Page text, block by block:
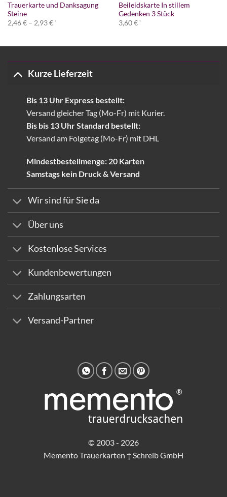
Trauerkarte und Danksagung
Steine
2,46€ – 2,93€Preisspanne:
*
Beileidskarte In stillem
Gedenken 3 Stück
3,60€ *
Kurze Lieferzeit
Bis 13 Uhr Express bestellt:
Versand gleicher Tag (Mo-Fr) mit Kurier.
Bis bis 13 Uhr Standard bestellt:
Versand am Folgetag (Mo-Fr) mit DHL
Mindestbestellmenge: 20 Karten
Samstags kein Druck & Versand
Wir sind für Sie da
Über uns
Kostenlose Services
Kundenbewertungen
Zahlungsarten
Versand-Partner
© 2003 - 2026
Memento Trauerkarten † Schreib GmbH